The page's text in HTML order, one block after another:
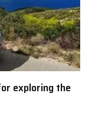
exploring the